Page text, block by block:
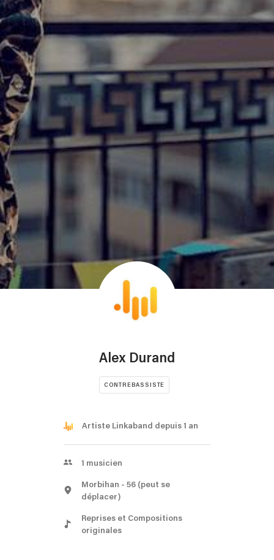
Alex Durand
CONTREBASSISTE
Artiste Linkaband depuis 1 an
1 musicien
Morbihan - 56 (peut se
déplacer)
Reprises et Compositions
originales